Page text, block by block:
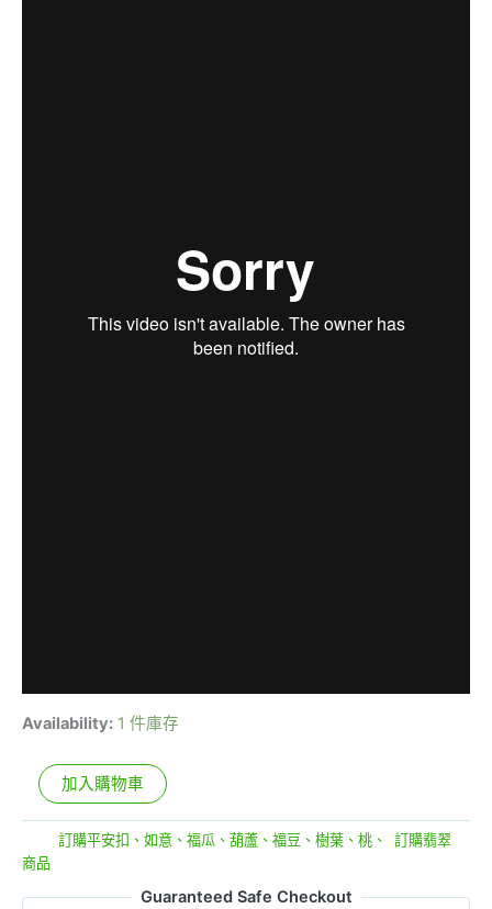
Availability: 1 件庫存
加入購物車
訂購平安扣、如意、福瓜、葫蘆、福豆、樹葉、桃、
訂購翡翠
商品
Guaranteed Safe Checkout